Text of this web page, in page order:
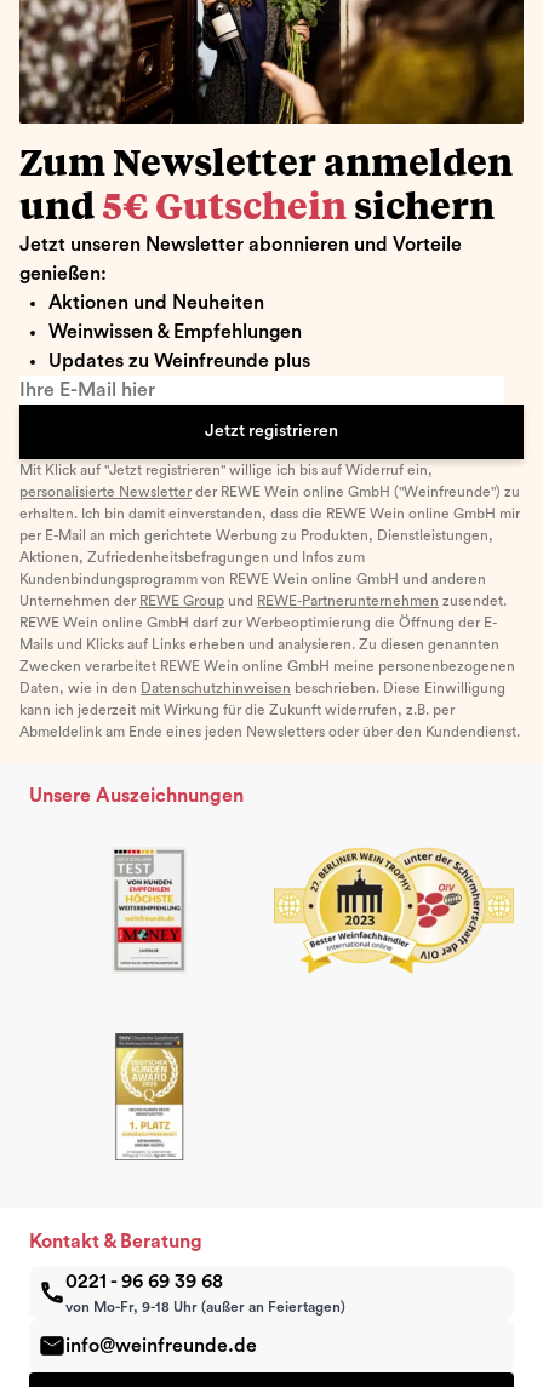
Zum Newsletter anmelden
und 5€ Gutschein sichern
Jetzt unseren Newsletter abonnieren und Vorteile
genießen:
Aktionen und Neuheiten
Weinwissen & Empfehlungen
Updates zu Weinfreunde plus
Ihre E-Mail hier
Jetzt registrieren
Mit Klick auf "Jetzt registrieren" willige ich bis auf Widerruf ein,
personalisierte Newsletter der REWE Wein online GmbH ("Weinfreunde") zu
erhalten. Ich bin damit einverstanden, dass die REWE Wein online GmbH mir
per E-Mail an mich gerichtete Werbung zu Produkten, Dienstleistungen,
Aktionen, Zufriedenheitsbefragungen und Infos zum
Kundenbindungsprogramm von REWE Wein online GmbH und anderen
Unternehmen der REWE Group und REWE-Partnerunternehmen zusendet.
REWE Wein online GmbH darf zur Werbeoptimierung die Öffnung der E-
Mails und Klicks auf Links erheben und analysieren. Zu diesen genannten
Zwecken verarbeitet REWE Wein online GmbH meine personenbezogenen
Daten, wie in den Datenschutzhinweisen beschrieben. Diese Einwilligung
kann ich jederzeit mit Wirkung für die Zukunft widerrufen, z.B. per
Abmeldelink am Ende eines jeden Newsletters oder über den Kundendienst.
Unsere Auszeichnungen
Kontakt & Beratung
0221 - 96 69 39 68
von Mo-Fr, 9-18 Uhr (außer an Feiertagen)
info@weinfreunde.de